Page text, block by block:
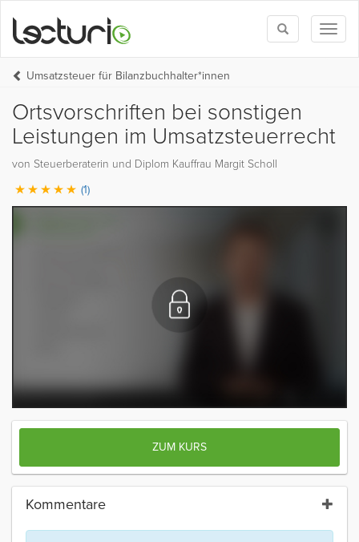
Toggle
search
Umsatzsteuer für Bilanzbuchhalter*innen
Ortsvorschriften bei sonstigen
Leistungen im Umsatzsteuerrecht
von Steuerberaterin und Diplom Kauffrau Margit Scholl
(1)
ZUM KURS
Kommentare